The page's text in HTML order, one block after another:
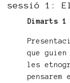
sessió 1:
Dimarts
que
les